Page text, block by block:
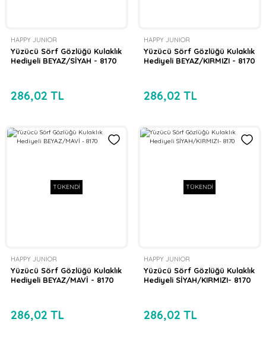
HAPPY JUNIOR
Yüzücü Sörf Gözlüğü Kulaklık
Hediyeli BEYAZ/SİYAH - 8170
286,02 TL
HAPPY JUNIOR
Yüzücü Sörf Gözlüğü Kulaklık
Hediyeli BEYAZ/KIRMIZI - 8170
286,02 TL
TÜKENDİ
HAPPY JUNIOR
Yüzücü Sörf Gözlüğü Kulaklık
Hediyeli BEYAZ/MAVİ - 8170
286,02 TL
TÜKENDİ
HAPPY JUNIOR
Yüzücü Sörf Gözlüğü Kulaklık
Hediyeli SİYAH/KIRMIZI- 8170
286,02 TL